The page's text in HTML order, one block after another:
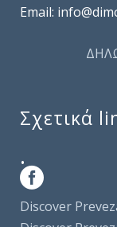
Email:
Σχετικά
.
Discover